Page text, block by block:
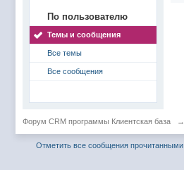
По пользователю
Темы и сообщения
Все темы
Все сообщения
Форум CRM программы Клиентская база →
Отметить все сообщения прочитанными